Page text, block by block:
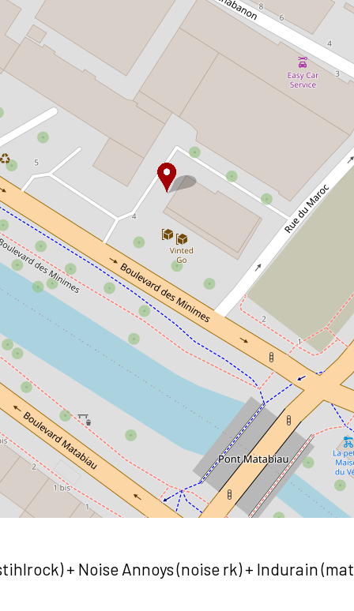
+ Noise Annoys (noise rk) + Indurain